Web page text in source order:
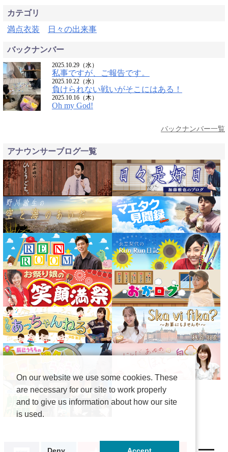
カテゴリ
満点衣装
日々の出来事
バックナンバー
2025.10.29（水）
私事ですが、ご報告です。
2025.10.22（水）
負けられない戦いがそこにはある！
2025.10.16（木）
Oh my God!
バックナンバー一覧
アナウンサーブログ一覧
On our website we use some cookies. These
are necessary for our site to work properly
and to give us information about how our site
is used.